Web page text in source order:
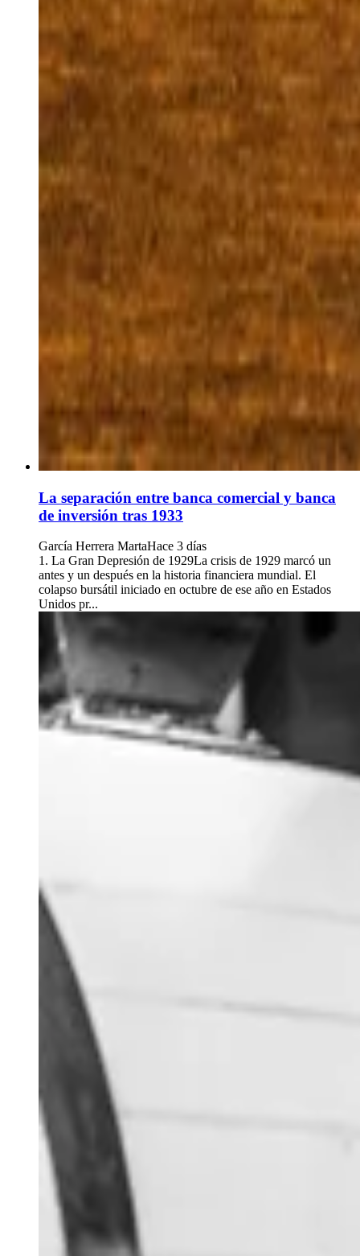
La separación entre banca comercial y banca
de inversión tras 1933
García Herrera MartaHace 3 días
1. La Gran Depresión de 1929La crisis de 1929 marcó un
antes y un después en la historia financiera mundial. El
colapso bursátil iniciado en octubre de ese año en Estados
Unidos pr...